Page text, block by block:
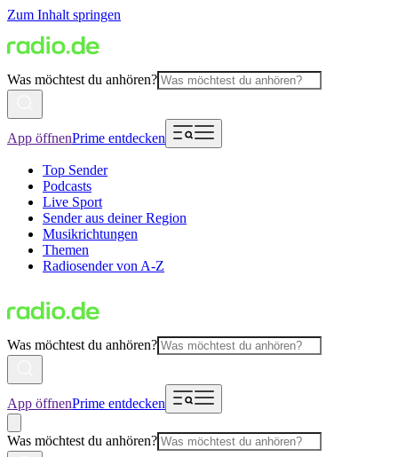
Zum Inhalt springen
Was möchtest du anhören?
App öffnenPrime entdecken
Top Sender
Podcasts
Live Sport
Sender aus deiner Region
Musikrichtungen
Themen
Radiosender von A-Z
Was möchtest du anhören?
App öffnenPrime entdecken
Was möchtest du anhören?